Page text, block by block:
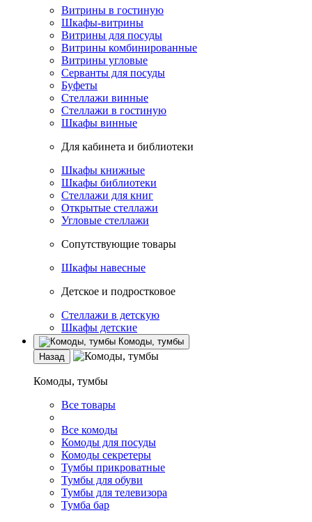
Витрины в гостиную
Шкафы-витрины
Витрины для посуды
Витрины комбинированные
Витрины угловые
Серванты для посуды
Буфеты
Стеллажи винные
Стеллажи в гостиную
Шкафы винные
Для кабинета и библиотеки
Шкафы книжные
Шкафы библиотеки
Стеллажи для книг
Открытые стеллажи
Угловые стеллажи
Сопутствующие товары
Шкафы навесные
Детское и подростковое
Стеллажи в детскую
Шкафы детские
Комоды, тумбы
Назад
Комоды, тумбы
Все товары
Все комоды
Комоды для посуды
Комоды секретеры
Тумбы прикроватные
Тумбы для обуви
Тумбы для телевизора
Тумба бар